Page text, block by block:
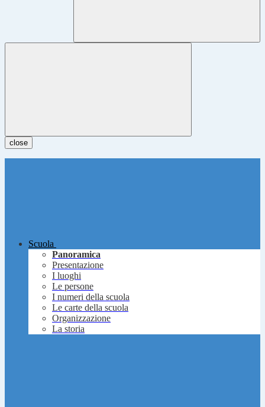
close
Scuola
Panoramica
Presentazione
I luoghi
Le persone
I numeri della scuola
Le carte della scuola
Organizzazione
La storia